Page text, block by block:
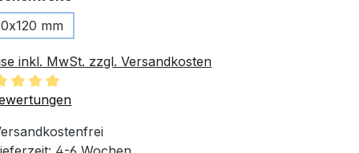
mm
inkl. MwSt. zzgl. Versandkosten
Bewertung von 5 von 5 Sternen